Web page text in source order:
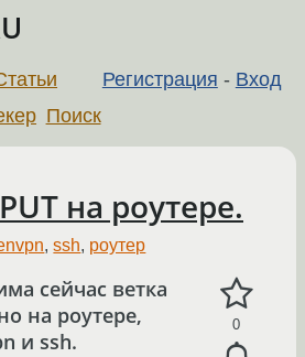
Регистрация - Вход
Поиск
на роутере.
,ssh, роутер
0
сейчас ветка
на роутере,
и ssh.